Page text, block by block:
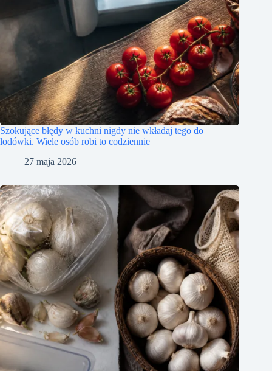
Szokujące błędy w kuchni nigdy nie wkładaj tego do
lodówki. Wiele osób robi to codziennie
27 maja 2026